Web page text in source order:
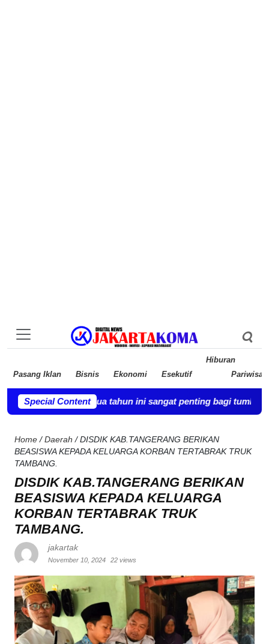
Pasang Iklan Bisnis Ekonomi Esekutif
Hiburan
Pariwisata
Special Content
usia dua tahun ini sangat penting bagi tumbuh
Home / Daerah / DISDIK KAB.TANGERANG BERIKAN
BEASISWA KEPADA KELUARGA KORBAN TERTABRAK TRUK
TAMBANG.
DISDIK KAB.TANGERANG BERIKAN
BEASISWA KEPADA KELUARGA
KORBAN TERTABRAK TRUK
TAMBANG.
jakartak
November 10, 2024 22 views